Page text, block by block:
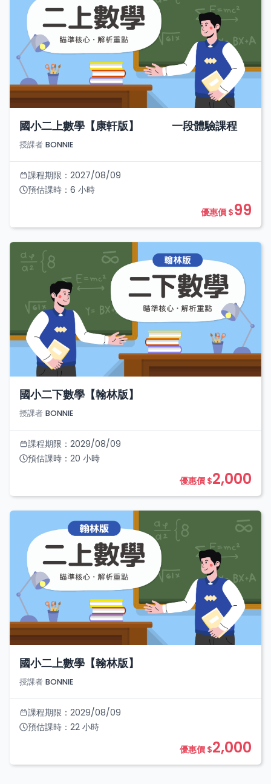
國小二上數學【康軒版】 一段體驗課程
授課者 BONNIE
課程期限： 2027/08/09
預估課時： 6 小時
優惠價 $99
國小二下數學【翰林版】
授課者 BONNIE
課程期限： 2029/08/09
預估課時： 20 小時
優惠價 $2,000
國小二上數學【翰林版】
授課者 BONNIE
課程期限： 2029/08/09
預估課時： 22 小時
優惠價 $2,000